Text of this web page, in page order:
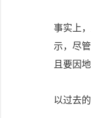
事实上
示，尽
且要因
以过去